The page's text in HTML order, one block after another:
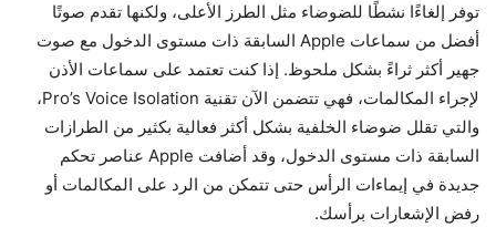
توفر إلغاءًا نشطًا للضوضاء مثل الطرز الأعلى، ولكنها تقدم صوتًا
أفضل من سماعات Apple السابقة ذات مستوى الدخول مع صوت
جهير أكثر ثراءً بشكل ملحوظ. إذا كنت تعتمد على سماعات الأذن
لإجراء المكالمات، فهي تتضمن الآن تقنية Pro’s Voice Isolation،
والتي تقلل ضوضاء الخلفية بشكل أكثر فعالية بكثير من الطرازات
السابقة ذات مستوى الدخول، وقد أضافت Apple عناصر تحكم
جديدة في إيماءات الرأس حتى تتمكن من الرد على المكالمات أو
رفض الإشعارات برأسك.